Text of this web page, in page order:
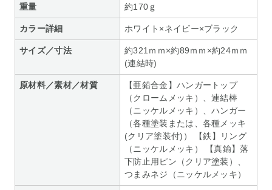
重量 約170ｇ
カラー詳細 ホワイト×ネイビー×ブラック
サイズ／寸法
約321ｍｍ×約89ｍｍ×約24ｍｍ
(連結時)
原材料／素材／材質
【亜鉛合金】ハンガートップ
（クロームメッキ）、連結棒
（ニッケルメッキ）、ハンガー
（各種塗装または、各種メッキ
(クリア塗装付)） 【鉄】リング
（ニッケルメッキ） 【真鍮】落
下防止用ピン（クリア塗装）、
つまみネジ（ニッケルメッキ）